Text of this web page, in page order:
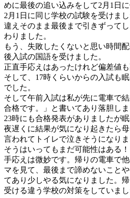
めに最後の追い込みをして2月1日に
2月1日に同じ学校の試験を受けま
違えそのまま最後まで引きずって
わりました。
もう、失敗したくないと思い時間
後入試の国語を受けました。
正直手応えはあったけれど偏差値
そして、17時くらいからの入試も
でした。
そして午前入試は私が先に電車で
合格です。」と書いてあり落胆しま
23時にも合格発表がありましたが
夜遅くに結果が気になり起きたら
言われてトイレで泣きそうになりま
そうはいってもまだ可能性はある
手応えは微妙です。帰りの電車で
マを見て、最後まで諦めないこと
てあり少しやる気になりました。
受ける違う学校の対策をしていまし